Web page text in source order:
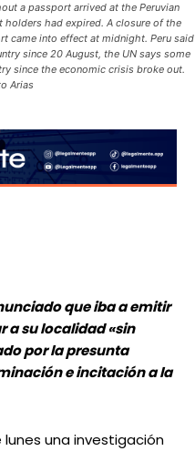
a passport arrived at the Peruvian
had expired. A closure of the
came into effect at midnight. Peru said
since 20 August, the UN says some
since the economic crisis broke out.
Arias
que iba a emitir
a su localidad «sin
por la presunta
e incitación a la
lunes una investigación